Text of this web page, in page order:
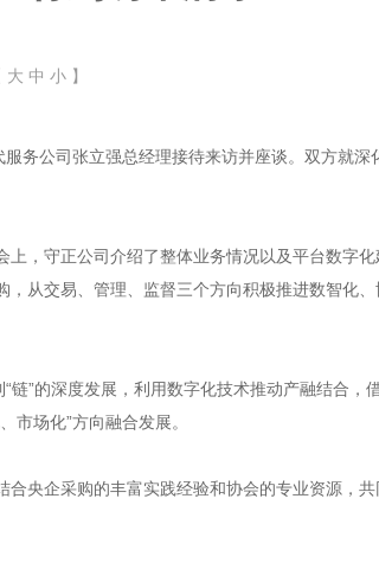
大 中 小 】
务公司张立强总经理接待来访并座谈。双方就深
，守正公司介绍了整体业务情况以及平台数字
从交易、管理、监督三个方向积极推进数智化
链”的深度发展，利用数字化技术推动产融结合，
市场化”方向融合发展。
央企采购的丰富实践经验和协会的专业资源，共